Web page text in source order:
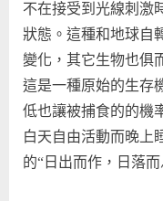
不在接受到光線刺激
狀態。這種和地球自
變化，其它生物也俱
這是一種原始的生存
低也讓被捕食的的機
白天自由活動而晚上
的“日出而作，日落而